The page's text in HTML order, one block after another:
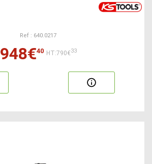
Ref : 640.0217
948€40 HT:790€33